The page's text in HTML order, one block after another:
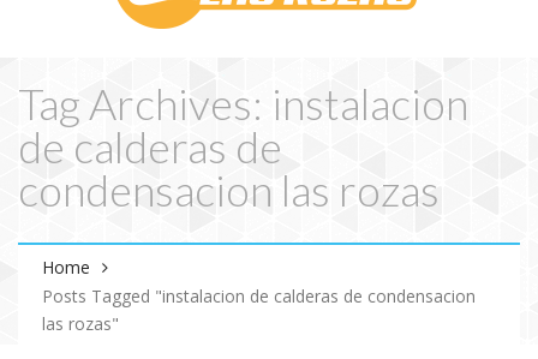
Tag Archives: instalacion
de calderas de
condensacion las rozas
Home
Posts Tagged "instalacion de calderas de condensacion
las rozas"